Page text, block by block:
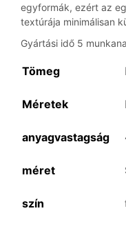
egyformák, ezért az
textúrája minimálisan
Gyártási idő 5
Tömeg
Méretek
anyagvastagság
méret
szín